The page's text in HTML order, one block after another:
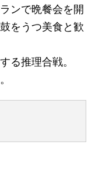
ンで晩餐会を開
をうつ美食と歓
る推理合戦。